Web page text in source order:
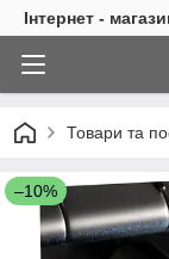
Інтернет -
Товари та
–10%